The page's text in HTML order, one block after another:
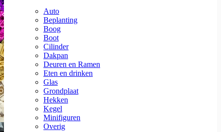
Auto
Beplanting
Boog
Boot
Cilinder
Dakpan
Deuren en Ramen
Eten en drinken
Glas
Grondplaat
Hekken
Kegel
Minifiguren
Overig